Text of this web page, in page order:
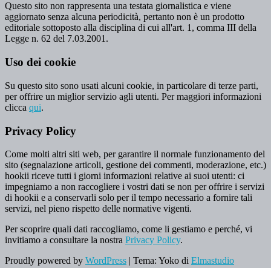
Questo sito non rappresenta una testata giornalistica e viene
aggiornato senza alcuna periodicità, pertanto non è un prodotto
editoriale sottoposto alla disciplina di cui all'art. 1, comma III della
Legge n. 62 del 7.03.2001.
Uso dei cookie
Su questo sito sono usati alcuni cookie, in particolare di terze parti,
per offrire un miglior servizio agli utenti. Per maggiori informazioni
clicca qui.
Privacy Policy
Come molti altri siti web, per garantire il normale funzionamento del
sito (segnalazione articoli, gestione dei commenti, moderazione, etc.)
hookii riceve tutti i giorni informazioni relative ai suoi utenti: ci
impegniamo a non raccogliere i vostri dati se non per offrire i servizi
di hookii e a conservarli solo per il tempo necessario a fornire tali
servizi, nel pieno rispetto delle normative vigenti.
Per scoprire quali dati raccogliamo, come li gestiamo e perché, vi
invitiamo a consultare la nostra Privacy Policy.
Proudly powered by WordPress | Tema: Yoko di Elmastudio